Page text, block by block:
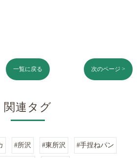
一覧に戻る 次のページ >
関連タグ
#所沢 #東所沢 #手捏ねパン